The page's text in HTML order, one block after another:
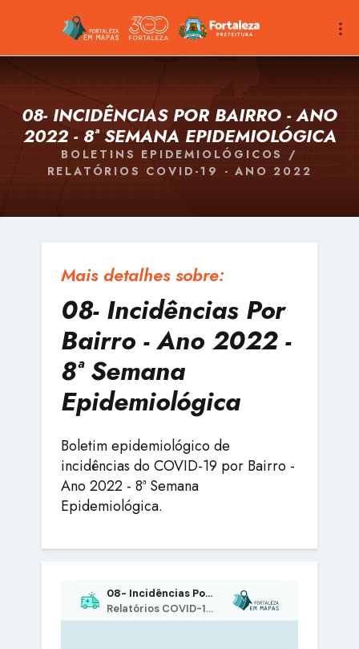
08- INCIDÊNCIAS POR BAIRRO - ANO
2022 - 8ª SEMANA EPIDEMIOLÓGICA
BOLETINS EPIDEMIOLÓGICOS /
RELATÓRIOS COVID-19 - ANO 2022
Mais detalhes sobre:
08- Incidências Por
Bairro - Ano 2022 -
8ª Semana
Epidemiológica
Boletim epidemiológico de
incidências do COVID-19 por Bairro -
Ano 2022 - 8ª Semana
Epidemiológica.